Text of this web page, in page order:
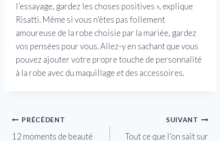
l’essayage, gardez les choses positives », explique
Risatti. Même si vous n’êtes pas follement
amoureuse de la robe choisie par la mariée, gardez
vos pensées pour vous. Allez-y en sachant que vous
pouvez ajouter votre propre touche de personnalité
à la robe avec du maquillage et des accessoires.
Navigation
PRÉCÉDENT
12 moments de beauté
SUIVANT
Tout ce que l’on sait sur